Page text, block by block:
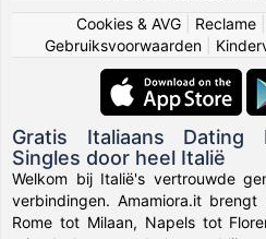
Cookies & AVG
Reclame
Gebruiksvoorwaarden
Gratis Italiaans Dating
Singles door heel Italië
Welkom bij Italië's vertrouwde
verbindingen. Amamiora.it brengt
Rome tot Milaan, Napels tot